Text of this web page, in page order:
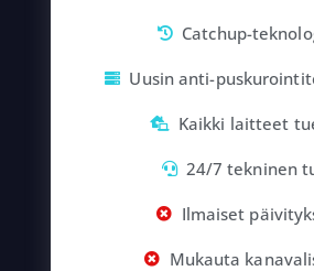
Catchup-
Uusin anti-
Kaikki laitteet
24/7 tekninen
Ilmaiset
Mukauta